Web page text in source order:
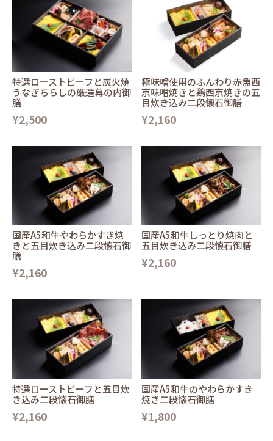
特選ローストビーフと炭火焼
うなぎちらしの厳選幕の内御
膳
¥2,500
極味噌使用のふんわり赤魚西
京味噌焼きと鶏西京焼きの五
目炊き込み二段懐石御膳
¥2,160
国産A5和牛やわらかすき焼
きと五目炊き込み二段懐石御
膳
¥2,160
国産A5和牛しっとり焼肉と
五目炊き込み二段懐石御膳
¥2,160
特選ローストビーフと五目炊
き込み二段懐石御膳
¥2,160
国産A5和牛のやわらかすき
焼き二段懐石御膳
¥1,800